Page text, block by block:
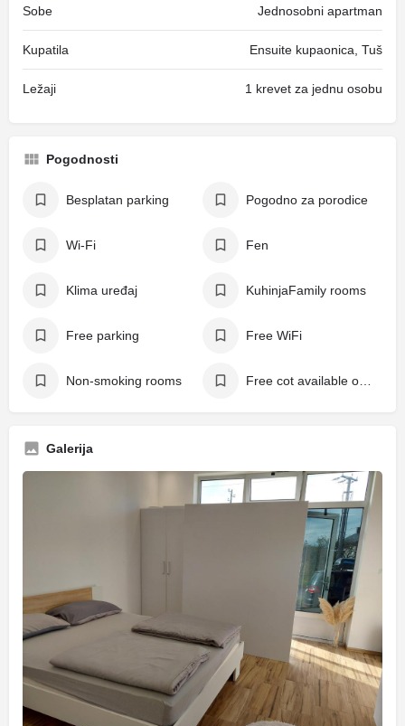
Sobe Jednosobni apartman
Kupatila Ensuite kupaonica, Tuš
Ležaji 1 krevet za jednu osobu
Pogodnosti
Besplatan parking Pogodno za porodice
Wi-Fi Fen
Klima uređaj KuhinjaFamily rooms
Free parking Free WiFi
Non-smoking rooms
Galerija